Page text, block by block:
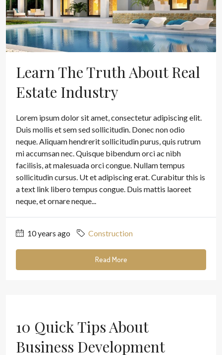
Learn The Truth About Real
Estate Industry
Lorem ipsum dolor sit amet, consectetur adipiscing elit.
Duis mollis et sem sed sollicitudin. Donec non odio
neque. Aliquam hendrerit sollicitudin purus, quis rutrum
mi accumsan nec. Quisque bibendum orci ac nibh
facilisis, at malesuada orci congue. Nullam tempus
sollicitudin cursus. Ut et adipiscing erat. Curabitur this is
a text link libero tempus congue. Duis mattis laoreet
neque, et ornare neque...
10 years ago Construction
Read More
10 Quick Tips About
Business Development